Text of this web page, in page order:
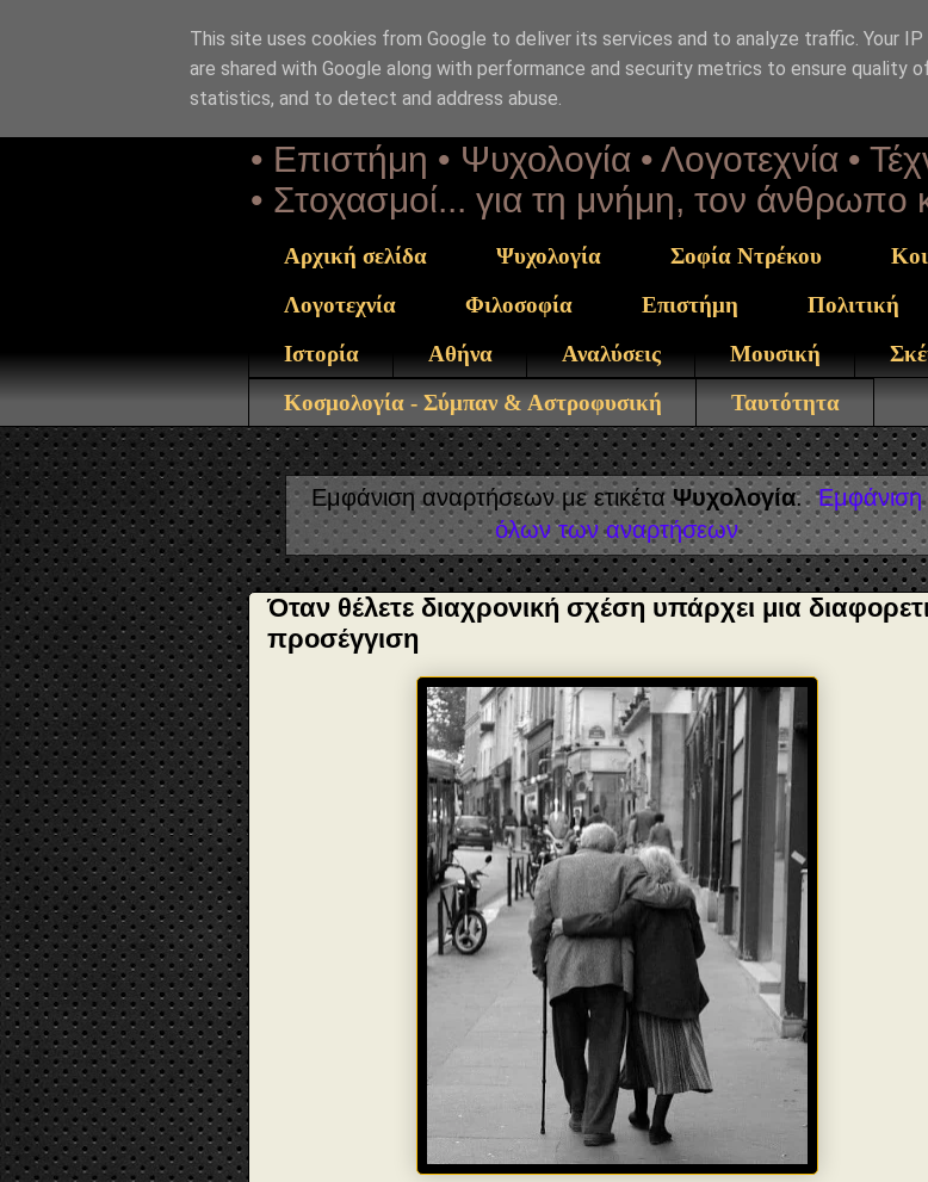
Αέναη
• Επιστήμη • Ψυχολογία • Λογοτεχνία •
• Στοχασμοί... για τη μνήμη, τον άνθρωπο
Αρχική σελίδα Ψυχολογία Σοφία Ντρέκου
Λογοτεχνία
Φιλοσοφία Επιστήμη Πολιτική
Ιστορία
Αθήνα Αναλύσεις Μουσική
Κοσμολογία - Σύμπαν & Αστροφυσική
Ταυτότητα
Εμφάνιση αναρτήσεων με ετικέταΨυχολογία. Εμφάνιση
όλων των αναρτήσεων
Όταν θέλετε διαχρονική σχέση υπάρχει μια
προσέγγιση
This site uses cookies from Google to deliver its services and to analyze traffic. Your
are shared with Google along with performance and security metrics to ensure quality
statistics, and to detect and address abuse.